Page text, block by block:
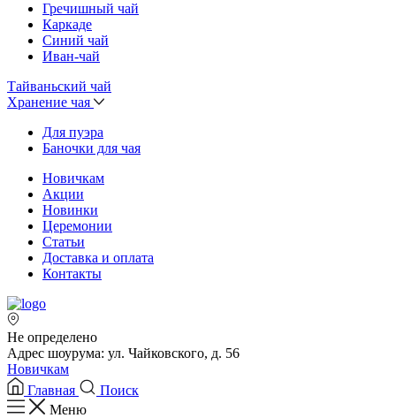
Гречишный чай
Каркаде
Синий чай
Иван-чай
Тайваньский чай
Хранение чая
Для пуэра
Баночки для чая
Новичкам
Акции
Новинки
Церемонии
Статьи
Доставка и оплата
Контакты
Не определено
Адрес шоурума: ул. Чайковского, д. 56
Новичкам
Главная
Поиск
Меню